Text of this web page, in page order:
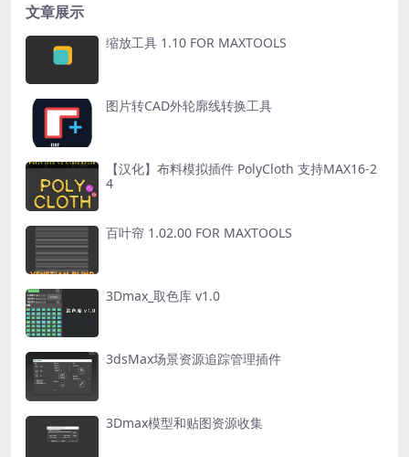
文章展示
缩放工具 1.10 FOR MAXTOOLS
图片转CAD外轮廓线转换工具
【汉化】布料模拟插件 PolyCloth 支持MAX16-2
4
百叶帘 1.02.00 FOR MAXTOOLS
3Dmax_取色库 v1.0
3dsMax场景资源追踪管理插件
3Dmax模型和贴图资源收集